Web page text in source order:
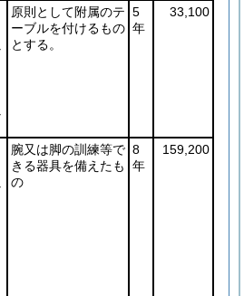
原則として附属のテ
ーブルを付けるもの
とする。
5
年
33,100
腕又は脚の訓練等で
きる器具を備えたも
の
8
年
159,200